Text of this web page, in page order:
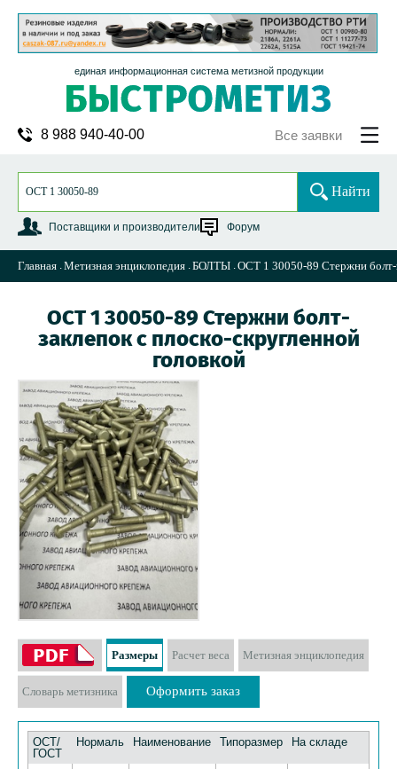
единая информационная система метизной продукции
8 988 940-40-00 Все заявки
Поставщики и производители Форум
Найти
Главная Метизная энциклопедия БОЛТЫ ОСТ 1 30050-89 Стержни болт-
ОСТ 1 30050-89 Стержни болт-
заклепок с плоско-скругленной
головкой
Размеры Расчет веса Метизная энциклопедия
Словарь метизника Оформить заказ
ОСТ/
ГОСТ
Нормаль Наименование Типоразмер На складе